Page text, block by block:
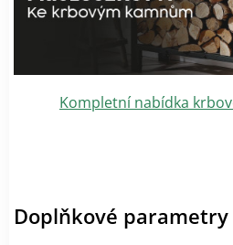
Kompletní nabídka
Doplňkové parametry